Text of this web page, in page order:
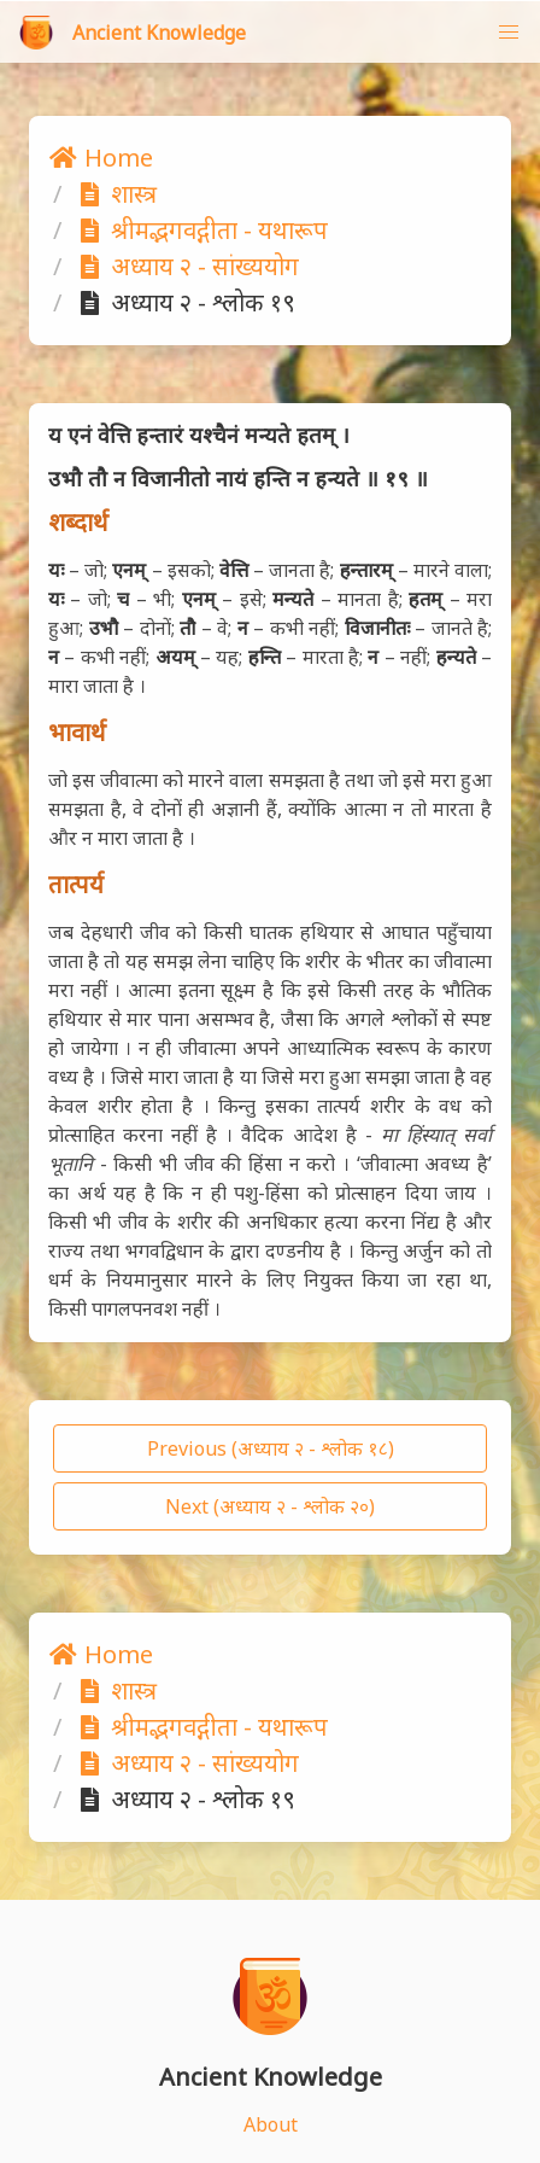
Ancient Knowledge
Home
शास्त्र
श्रीमद्भगवद्गीता - यथारूप
अध्याय २ - सांख्ययोग
अध्याय २ - श्लोक १९
य एनं वेत्ति हन्तारं यश्चैनं मन्यते हतम् ।
उभौ तौ न विजानीतो नायं हन्ति न हन्यते ॥ १९ ॥
शब्दार्थ
यः– जो;एनम्– इसको; वेत्ति– जानता है; हन्तारम्– मारने वाला;
यः– जो;च– भी; एनम्– इसे;मन्यते– मानता है;हतम्– मरा
हुआ; उभौ– दोनों; तौ– वे; न– कभी नहीं; विजानीतः– जानते है;
न– कभी नहीं; अयम्– यह; हन्ति– मारता है;न– नहीं; हन्यते–
मारा जाता है ।
भावार्थ
जो इस जीवात्मा को मारने वाला समझता है तथा जो इसे मरा हुआ
समझता है, वे दोनों ही अज्ञानी हैं, क्योंकि आत्मा न तो मारता है
और न मारा जाता है ।
तात्पर्य
जब देहधारी जीव को किसी घातक हथियार से आघात पहुँचाया
जाता है तो यह समझ लेना चाहिए कि शरीर के भीतर का जीवात्मा
मरा नहीं । आत्मा इतना सूक्ष्म है कि इसे किसी तरह के भौतिक
हथियार से मार पाना असम्भव है, जैसा कि अगले श्लोकों से स्पष्ट
हो जायेगा । न ही जीवात्मा अपने आध्यात्मिक स्वरूप के कारण
वध्य है । जिसे मारा जाता है या जिसे मरा हुआ समझा जाता है वह
केवल शरीर होता है । किन्तु इसका तात्पर्य शरीर के वध को
प्रोत्साहित करना नहीं है । वैदिक आदेश है - मा हिंस्यात् सर्वा
भूतानि- किसी भी जीव की हिंसा न करो । ‘जीवात्मा अवध्य है’
का अर्थ यह है कि न ही पशु-हिंसा को प्रोत्साहन दिया जाय ।
किसी भी जीव के शरीर की अनधिकार हत्या करना निंद्य है और
राज्य तथा भगवद्विधान के द्वारा दण्डनीय है । किन्तु अर्जुन को तो
धर्म के नियमानुसार मारने के लिए नियुक्त किया जा रहा था,
किसी पागलपनवश नहीं ।
Previous (अध्याय २ - श्लोक १८)
Next (अध्याय २ - श्लोक २०)
Home
शास्त्र
श्रीमद्भगवद्गीता - यथारूप
अध्याय २ - सांख्ययोग
अध्याय २ - श्लोक १९
Ancient Knowledge
About